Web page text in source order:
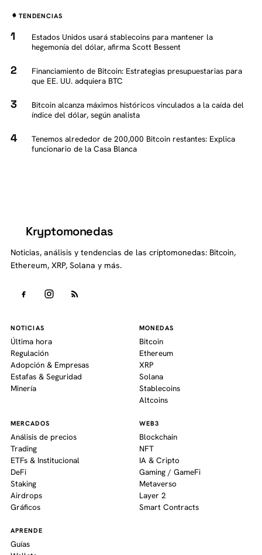
TENDENCIAS
Estados Unidos usará stablecoins para mantener la
hegemonía del dólar, afirma Scott Bessent
Financiamiento de Bitcoin: Estrategias presupuestarias para
que EE. UU. adquiera BTC
Bitcoin alcanza máximos históricos vinculados a la caída del
índice del dólar, según analista
Tenemos alrededor de 200,000 Bitcoin restantes: Explica
funcionario de la Casa Blanca
Kryptomonedas
Noticias, análisis y tendencias de las criptomonedas: Bitcoin,
Ethereum, XRP, Solana y más.
NOTICIAS
Última hora
Regulación
Adopción & Empresas
Estafas & Seguridad
Minería
MONEDAS
Bitcoin
Ethereum
XRP
Solana
Stablecoins
Altcoins
MERCADOS
Análisis de precios
Trading
ETFs & Institucional
DeFi
Staking
Airdrops
Gráficos
WEB3
Blockchain
NFT
IA & Cripto
Gaming / GameFi
Metaverso
Layer 2
Smart Contracts
APRENDE
Guías